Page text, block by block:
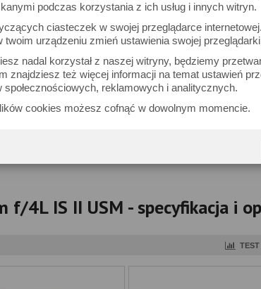
podczas korzystania z ich usług i innych witryn.
ciasteczek w swojej przeglądarce
urządzeniu zmień ustawienia swojej
nadal korzystał z naszej witryny, będziemy
znajdziesz też więcej informacji na temat ustawień
reklamowych i analitycznych.
cookies możesz cofnąć w dowolnym momencie.
Możesz też zrobić
własne porównanie
Porównaj obiektywy
Cię parametry
f/4L IS II USM - specyfikacja i